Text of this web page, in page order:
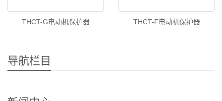
THCT-G电动机保护器 THCT-F电动机保护器
导航栏目